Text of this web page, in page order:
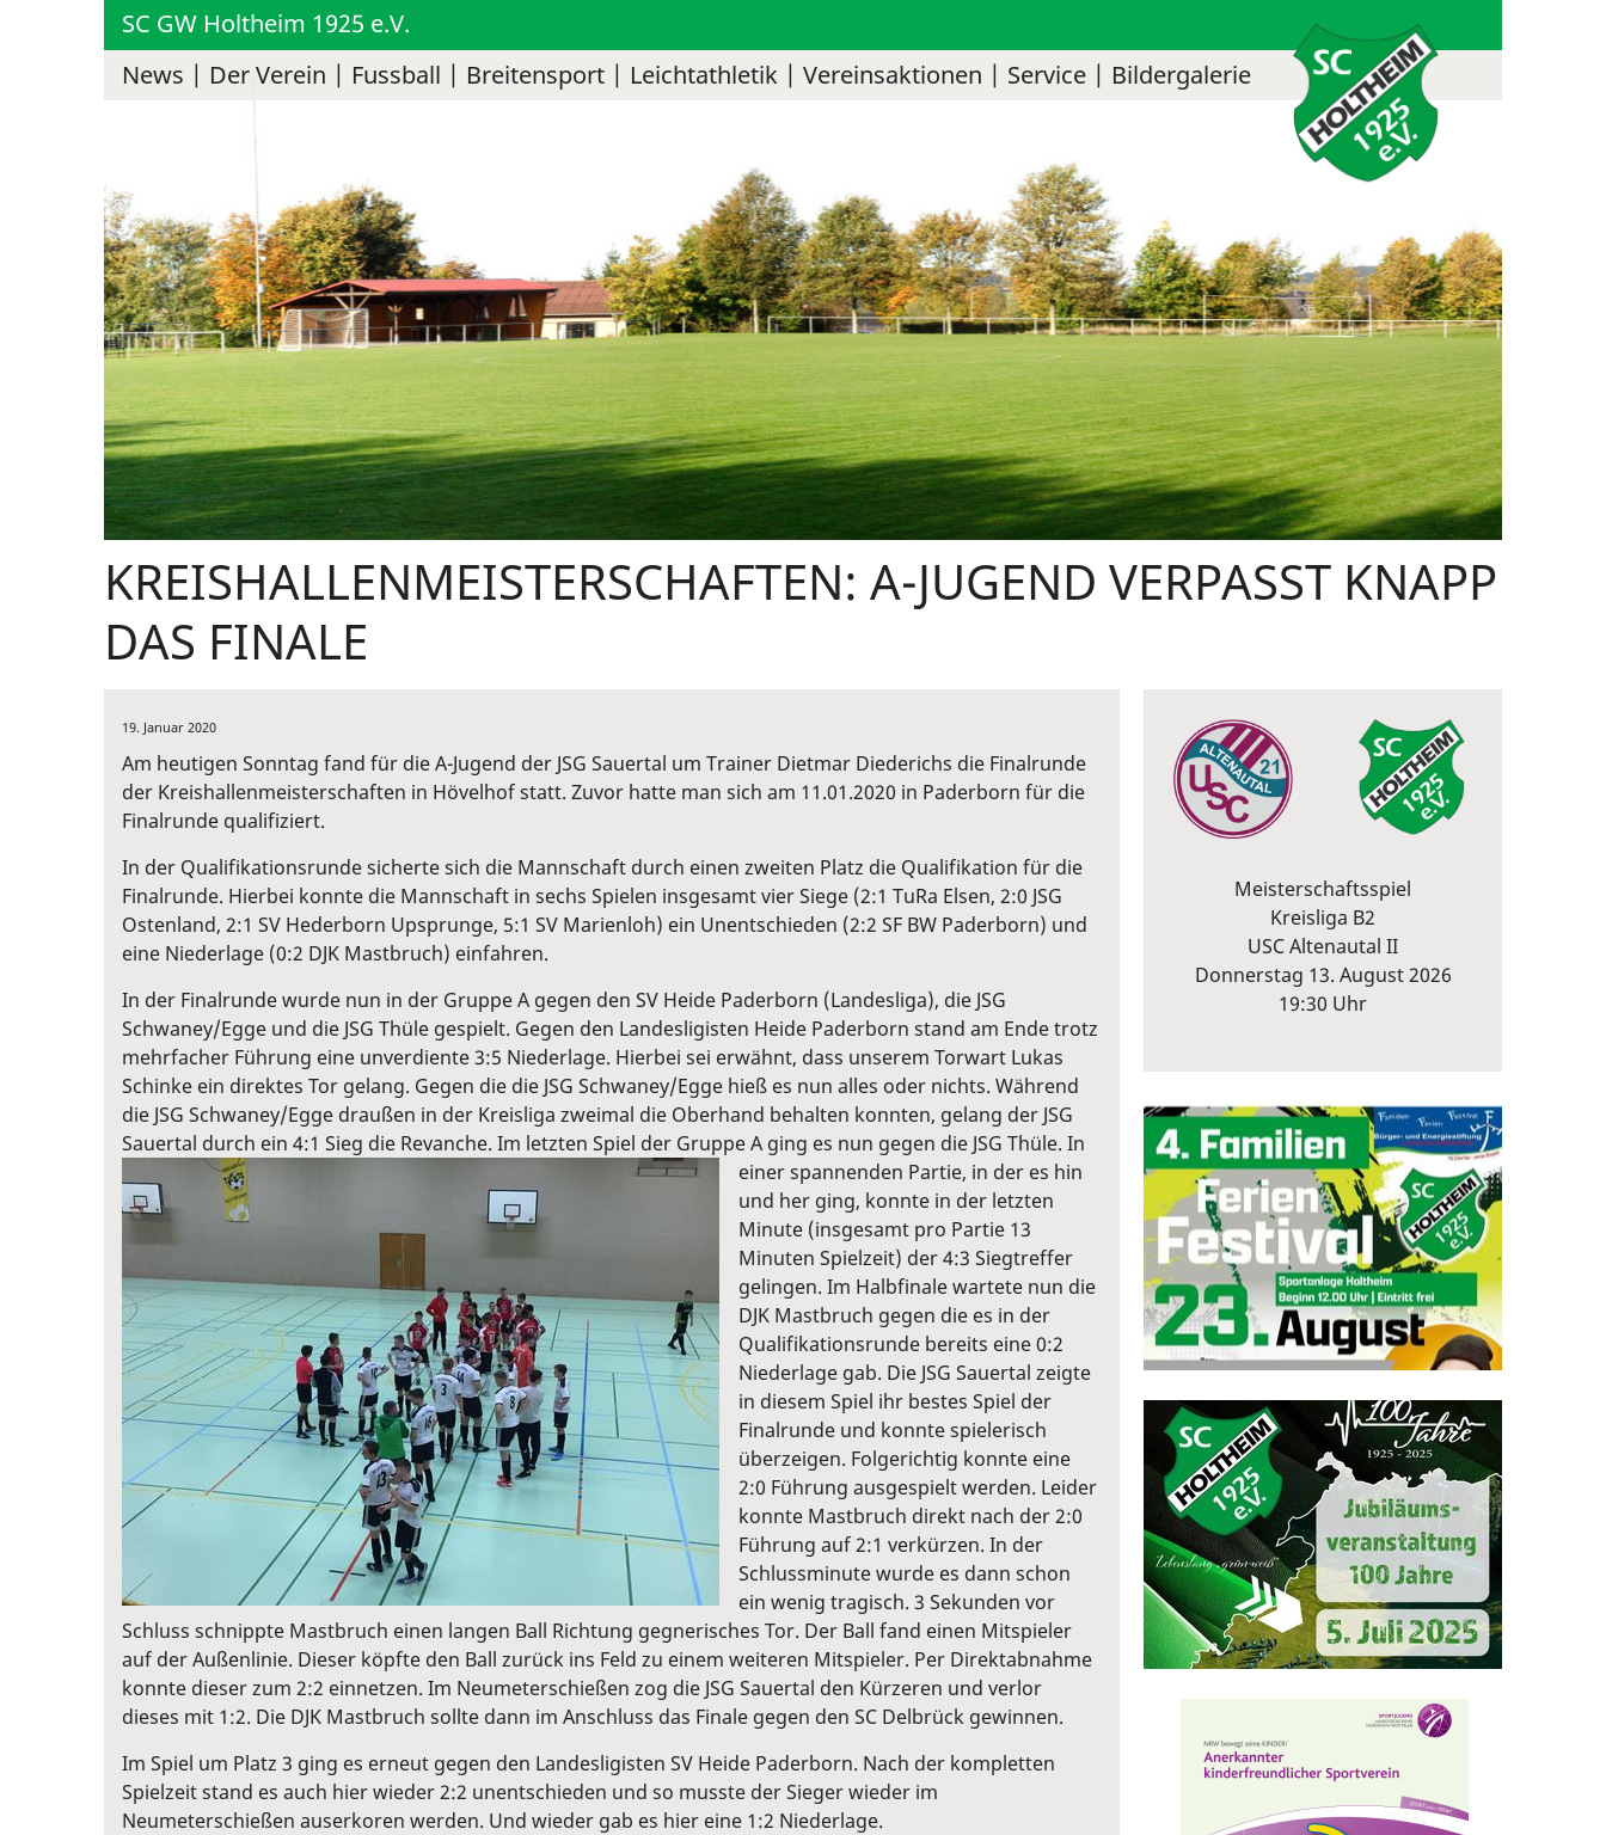
SC GW Holtheim 1925 e.V.
News
Der Verein Fussball Breitensport Leichtathletik Vereinsaktionen Service Bildergalerie
KREISHALLENMEISTERSCHAFTEN: A-JUGEND VERPASST KNAPP
DAS FINALE
19. Januar 2020
Am heutigen Sonntag fand für die A-Jugend der JSG Sauertal um Trainer Dietmar Diederichs die Finalrunde
der Kreishallenmeisterschaften in Hövelhof statt. Zuvor hatte man sich am 11.01.2020 in Paderborn für die
Finalrunde qualifiziert.
In der Qualifikationsrunde sicherte sich die Mannschaft durch einen zweiten Platz die Qualifikation für die
Finalrunde. Hierbei konnte die Mannschaft in sechs Spielen insgesamt vier Siege (2:1 TuRa Elsen, 2:0 JSG
Ostenland, 2:1 SV Hederborn Upsprunge, 5:1 SV Marienloh) ein Unentschieden (2:2 SF BW Paderborn) und
eine Niederlage (0:2 DJK Mastbruch) einfahren.
In der Finalrunde wurde nun in der Gruppe A gegen den SV Heide Paderborn (Landesliga), die JSG
Schwaney/Egge und die JSG Thüle gespielt. Gegen den Landesligisten Heide Paderborn stand am Ende trotz
mehrfacher Führung eine unverdiente 3:5 Niederlage. Hierbei sei erwähnt, dass unserem Torwart Lukas
Schinke ein direktes Tor gelang. Gegen die die JSG Schwaney/Egge hieß es nun alles oder nichts. Während
die JSG Schwaney/Egge draußen in der Kreisliga zweimal die Oberhand behalten konnten, gelang der JSG
Sauertal durch ein 4:1 Sieg die Revanche. Im letzten Spiel der Gruppe A ging es nun gegen die JSG Thüle. In
einer spannenden Partie, in der es hin
und her ging, konnte in der letzten
Minute (insgesamt pro Partie 13
Minuten Spielzeit) der 4:3 Siegtreffer
gelingen. Im Halbfinale wartete nun die
DJK Mastbruch gegen die es in der
Qualifikationsrunde bereits eine 0:2
Niederlage gab. Die JSG Sauertal zeigte
in diesem Spiel ihr bestes Spiel der
Finalrunde und konnte spielerisch
überzeigen. Folgerichtig konnte eine
2:0 Führung ausgespielt werden. Leider
konnte Mastbruch direkt nach der 2:0
Führung auf 2:1 verkürzen. In der
Schlussminute wurde es dann schon
ein wenig tragisch. 3 Sekunden vor
Schluss schnippte Mastbruch einen langen Ball Richtung gegnerisches Tor. Der Ball fand einen Mitspieler
auf der Außenlinie. Dieser köpfte den Ball zurück ins Feld zu einem weiteren Mitspieler. Per Direktabnahme
konnte dieser zum 2:2 einnetzen. Im Neumeterschießen zog die JSG Sauertal den Kürzeren und verlor
dieses mit 1:2. Die DJK Mastbruch sollte dann im Anschluss das Finale gegen den SC Delbrück gewinnen.
Im Spiel um Platz 3 ging es erneut gegen den Landesligisten SV Heide Paderborn. Nach der kompletten
Spielzeit stand es auch hier wieder 2:2 unentschieden und so musste der Sieger wieder im
Neumeterschießen auserkoren werden. Und wieder gab es hier eine 1:2 Niederlage.
Meisterschaftsspiel
Kreisliga B2
USC Altenautal II
Donnerstag 13. August 2026
19:30 Uhr